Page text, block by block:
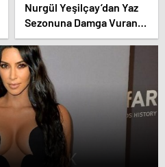
Nurgül Yeşilçay’dan Yaz
Sezonuna Damga Vuran
Paylaşım